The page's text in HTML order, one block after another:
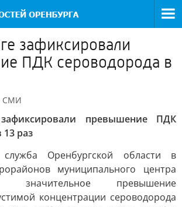
зафиксировали
ПДК сероводорода в
СМИ
превышение ПДК
раз
служба Оренбургской области в
муниципального центра
значительное превышение
концентрации сероводорода